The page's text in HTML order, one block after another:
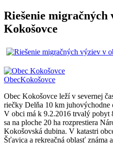
Riešenie migračných
Kokošovce
ObecKokošovce
Obec Kokošovce leží v severnej
riečky Delňa 10 km juhovýchodne
V obci má k 9.2.2016 trvalý pobyt
sa na ploche 20 ha rozprestiera
Kokošovská dubina. V katastri
Šťavica a rekreačná oblasť známa